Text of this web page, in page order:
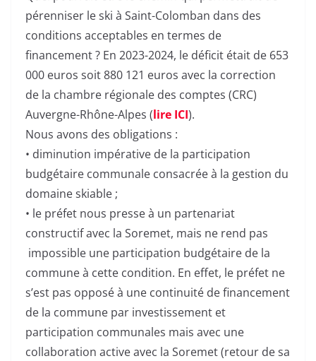
pérenniser le ski à Saint-Colomban dans des
conditions acceptables en termes de
financement ? En 2023-2024, le déficit était de 653
000 euros soit 880 121 euros avec la correction
de la chambre régionale des comptes (CRC)
Auvergne-Rhône-Alpes (lire ICI).
Nous avons des obligations :
• diminution impérative de la participation
budgétaire communale consacrée à la gestion du
domaine skiable ;
• le préfet nous presse à un partenariat
constructif avec la Soremet, mais ne rend pas
impossible une participation budgétaire de la
commune à cette condition. En effet, le préfet ne
s’est pas opposé à une continuité de financement
de la commune par investissement et
participation communales mais avec une
collaboration active avec la Soremet (retour de sa